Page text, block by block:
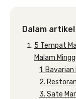
Dalam
5 Tempat
Malam
1. Bavarian
2.
3. Sate